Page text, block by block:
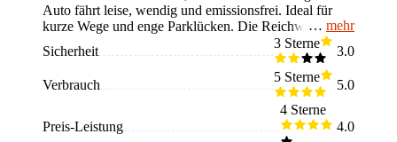
Auto fährt leise, wendig und emissionsfrei. Ideal für
kurze Wege und enge Parklücken. Die Reichweite
reicht für Pendler, ist aber begrenzt. Innen ist sie
schlicht, aber funktional. Für lange Strecken oder viel
Gepäck ist sie nicht geeignet. Wer ein einfaches E-Auto
für den Stadtverkehr sucht, bekommt hier mit dem
mehr
Sicherheit
3 Sterne
3.0
Verbrauch
5 Sterne
5.0
Preis-Leistung
4 Sterne
4.0